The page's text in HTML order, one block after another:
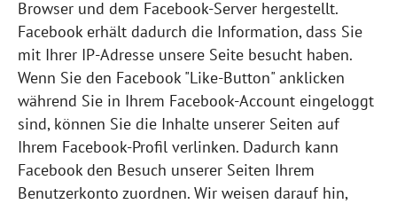
Browser und dem Facebook-Server hergestellt.
Facebook erhält dadurch die Information, dass Sie
mit Ihrer IP-Adresse unsere Seite besucht haben.
Wenn Sie den Facebook "Like-Button" anklicken
während Sie in Ihrem Facebook-Account eingeloggt
sind, können Sie die Inhalte unserer Seiten auf
Ihrem Facebook-Profil verlinken. Dadurch kann
Facebook den Besuch unserer Seiten Ihrem
Benutzerkonto zuordnen. Wir weisen darauf hin,